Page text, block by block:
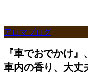
アロマブログ
『車でおでかけ
車内の香り、大丈